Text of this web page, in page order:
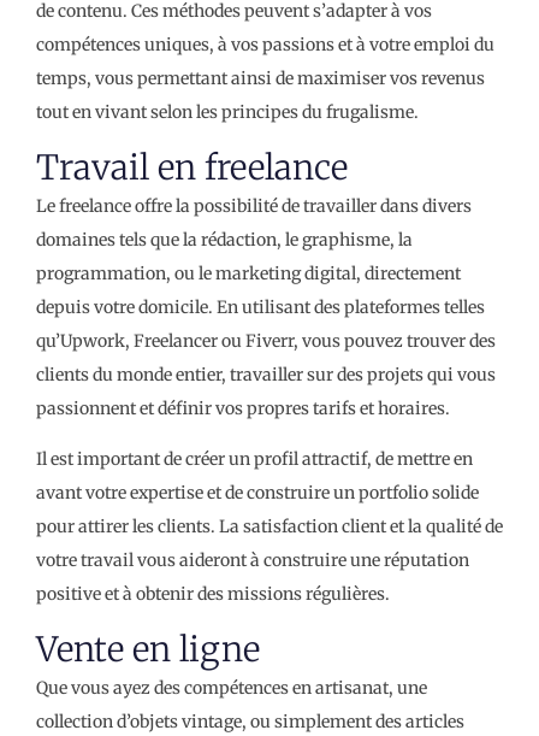
de contenu. Ces méthodes peuvent s’adapter à vos
compétences uniques, à vos passions et à votre emploi du
temps, vous permettant ainsi de maximiser vos revenus
tout en vivant selon les principes du frugalisme.
Travail en freelance
Le freelance offre la possibilité de travailler dans divers
domaines tels que la rédaction, le graphisme, la
programmation, ou le marketing digital, directement
depuis votre domicile. En utilisant des plateformes telles
qu’Upwork, Freelancer ou Fiverr, vous pouvez trouver des
clients du monde entier, travailler sur des projets qui vous
passionnent et définir vos propres tarifs et horaires.
Il est important de créer un profil attractif, de mettre en
avant votre expertise et de construire un portfolio solide
pour attirer les clients. La satisfaction client et la qualité de
votre travail vous aideront à construire une réputation
positive et à obtenir des missions régulières.
Vente en ligne
Que vous ayez des compétences en artisanat, une
collection d’objets vintage, ou simplement des articles